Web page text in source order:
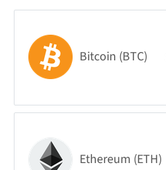
Bitcoin (BTC)
Ethereum (ETH)